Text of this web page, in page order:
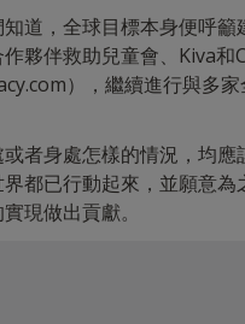
道，全球目標本身便呼
夥伴救助兒童會、Kiva
），繼續進行與多
者身處怎樣的情況，均
都已行動起來，並願意
現做出貢獻。